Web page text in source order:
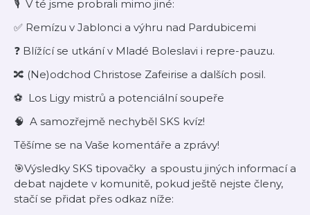
🎙️ V té jsme probrali mimo jiné:
✅ Remízu v Jablonci a výhru nad Pardubicemi
❓ Blížící se utkání v Mladé Boleslavi i repre-pauzu.
🔀 (Ne)odchod Christose Zafeirise a dalších posil.
⚽️ Los Ligy mistrů a potenciální soupeře
🧠 A samozřejmě nechyběl SKS kvíz!
Těšíme se na Vaše komentáře a zprávy!
🎯Výsledky SKS tipovačky a spoustu jiných informací a
debat najdete v komunitě, pokud ještě nejste členy,
stačí se přidat přes odkaz níže: